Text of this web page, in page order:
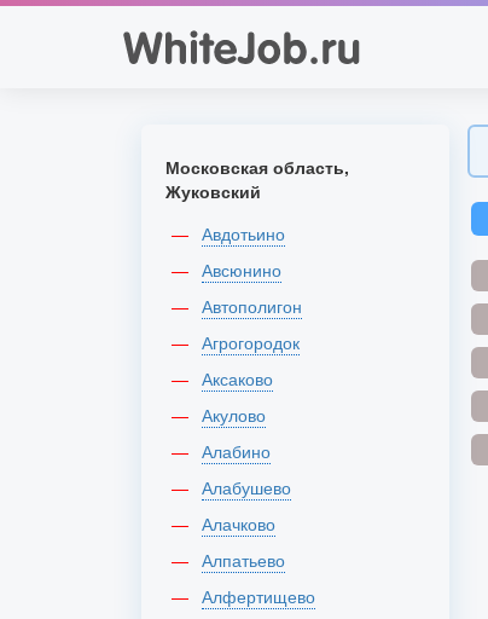
Московская область,
Жуковский
Авдотьино
Авсюнино
Автополигон
Агрогородок
Аксаково
Акулово
Алабино
Алабушево
Алачково
Алпатьево
Алфертищево